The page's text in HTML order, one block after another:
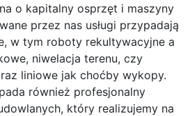
o kapitalny osprzęt i maszyny
przez nas usługi przypadają
w tym roboty rekultywacyjne a
niwelacja terenu, czy
liniowe jak choćby wykopy.
również profesjonalny
który realizujemy na